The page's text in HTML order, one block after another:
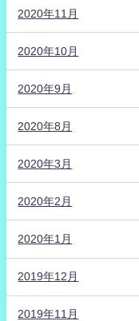
2020年11月
2020年10月
2020年9月
2020年8月
2020年3月
2020年2月
2020年1月
2019年12月
2019年11月